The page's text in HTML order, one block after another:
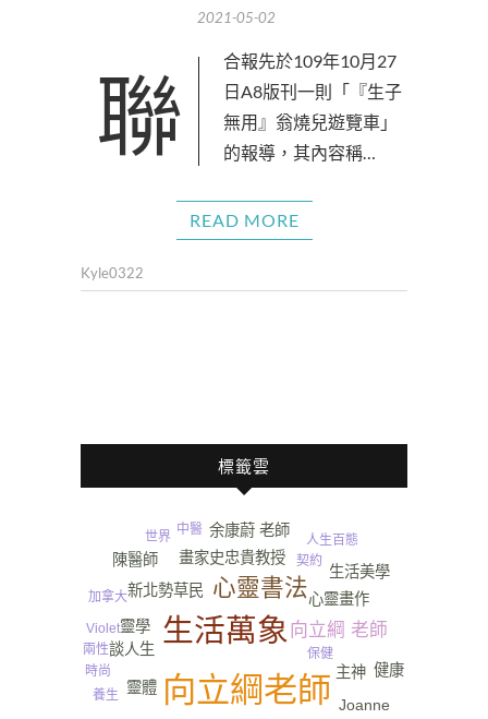
2021-05-02
聯合報先於109年10月27
日A8版刊一則「『生子
無用』翁燒兒遊覽車」
的報導，其內容稱…
READ MORE
Kyle0322
標籤雲
向立綱老師
生活萬象
心靈書法
向立綱 老師
靈體
畫家史忠貴教授
Joanne
新北勢草民
靈學
心靈畫作
主神
談人生
生活美學
健康
陳醫師
余康蔚 老師
養生
保健
人生百態
世界 中醫
時尚
Violet
契約
兩性
加拿大